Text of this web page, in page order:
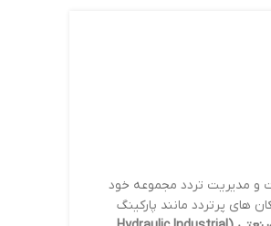
و مدیریت تردد مجموعه خود
های پرتردد مانند پارکینگ